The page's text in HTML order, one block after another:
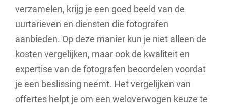
verzamelen, krijg je een goed beeld van de
uurtarieven en diensten die fotografen
aanbieden. Op deze manier kun je niet alleen de
kosten vergelijken, maar ook de kwaliteit en
expertise van de fotografen beoordelen voordat
je een beslissing neemt. Het vergelijken van
offertes helpt je om een weloverwogen keuze te